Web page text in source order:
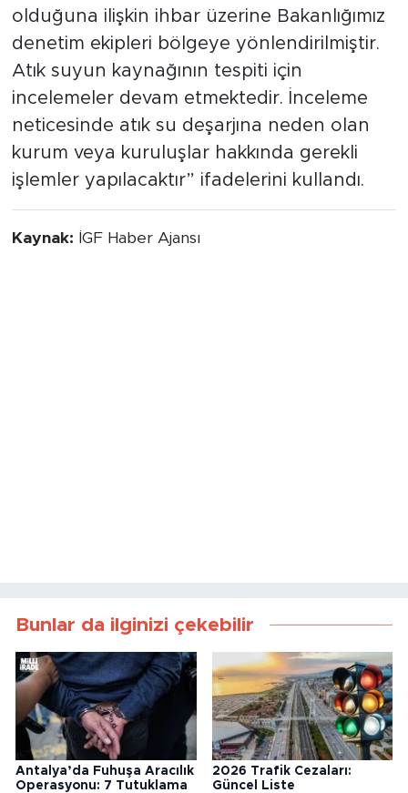
olduğuna ilişkin ihbar üzerine Bakanlığımız
denetim ekipleri bölgeye yönlendirilmiştir.
Atık suyun kaynağının tespiti için
incelemeler devam etmektedir. İnceleme
neticesinde atık su deşarjına neden olan
kurum veya kuruluşlar hakkında gerekli
işlemler yapılacaktır” ifadelerini kullandı.
Kaynak: İGF Haber Ajansı
Bunlar da ilginizi çekebilir
Antalya’da Fuhuşa Aracılık
Operasyonu: 7 Tutuklama
2026 Trafik Cezaları:
Güncel Liste